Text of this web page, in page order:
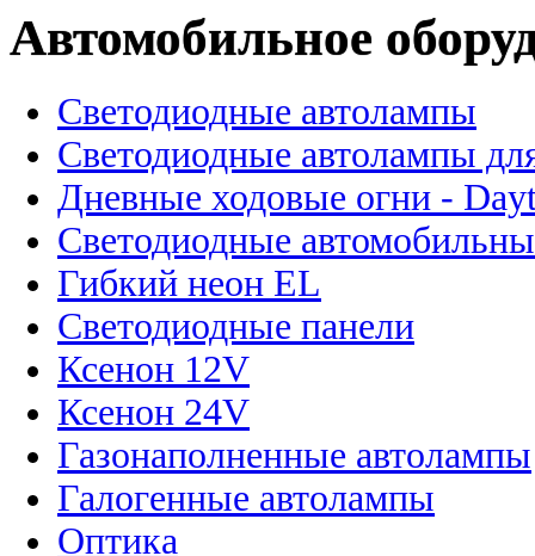
Автомобильное
Светодиодные автолампы
Светодиодные автолампы
Дневные ходовые огни -
Светодиодные
Гибкий неон EL
Светодиодные панели
Ксенон 12V
Ксенон 24V
Газонаполненные автолампы
Галогенные автолампы
Оптика